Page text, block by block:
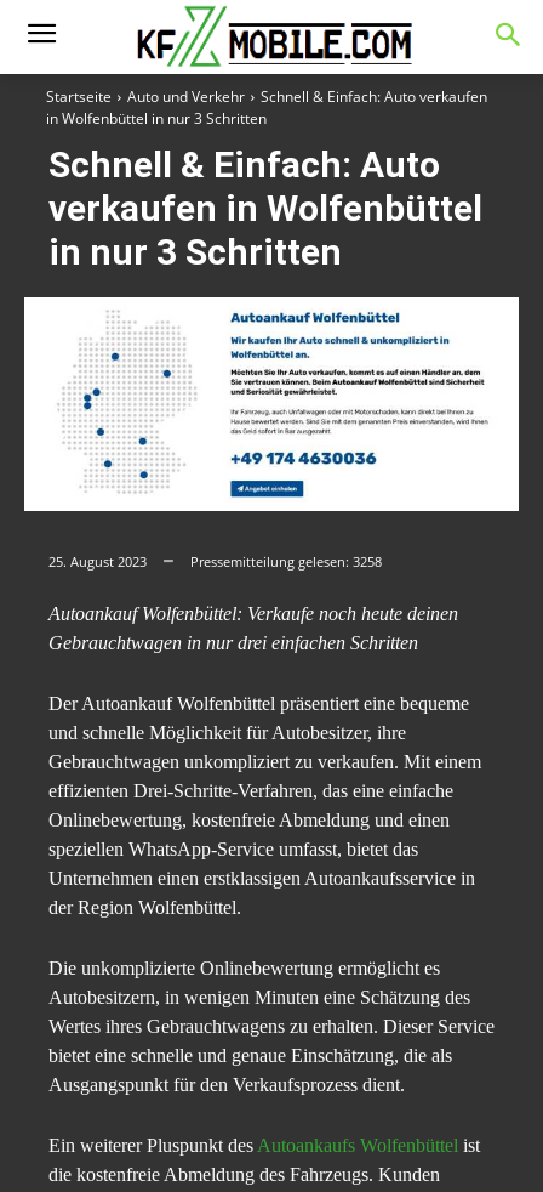
Startseite Auto und Verkehr
Schnell & Einfach: Auto verkaufen
in Wolfenbüttel in nur 3 Schritten
Schnell & Einfach: Auto
verkaufen in Wolfenbüttel
in nur 3 Schritten
25. August 2023 Pressemitteilung gelesen: 3258
Autoankauf Wolfenbüttel: Verkaufe noch heute deinen
Gebrauchtwagen in nur drei einfachen Schritten
Der Autoankauf Wolfenbüttel präsentiert eine bequeme
und schnelle Möglichkeit für Autobesitzer, ihre
Gebrauchtwagen unkompliziert zu verkaufen. Mit einem
effizienten Drei-Schritte-Verfahren, das eine einfache
Onlinebewertung, kostenfreie Abmeldung und einen
speziellen WhatsApp-Service umfasst, bietet das
Unternehmen einen erstklassigen Autoankaufsservice in
der Region Wolfenbüttel.
Die unkomplizierte Onlinebewertung ermöglicht es
Autobesitzern, in wenigen Minuten eine Schätzung des
Wertes ihres Gebrauchtwagens zu erhalten. Dieser Service
bietet eine schnelle und genaue Einschätzung, die als
Ausgangspunkt für den Verkaufsprozess dient.
Ein weiterer Pluspunkt des Autoankaufs Wolfenbüttel ist
die kostenfreie Abmeldung des Fahrzeugs. Kunden